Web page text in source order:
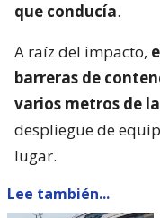
que conducía.
A raíz del impacto,
barreras de
varios metros de
despliegue de
lugar.
Lee también...